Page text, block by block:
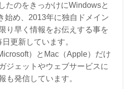
たのをきっかけにWindowsと
始め、2013年に独自ドメイン
り早く情報をお伝えする事を
更新しています。
）とMac（Apple）だけ
ジェットやウェブサービスに
も発信しています。